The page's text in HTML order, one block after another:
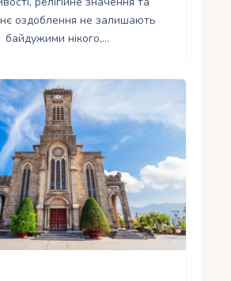
оздоблення не залишають
байдужими нікого,…